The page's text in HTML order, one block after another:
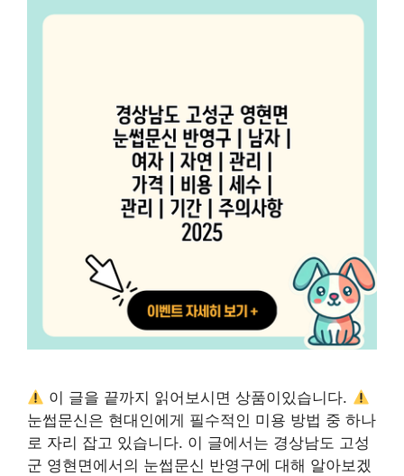
이 글을 끝까지 읽어보시면 상품이있습니다.
눈썹문신은 현대인에게 필수적인 미용 방법 중 하나
로 자리 잡고 있습니다. 이 글에서는 경상남도 고성
군 영현면에서의 눈썹문신 반영구에 대해 알아보겠